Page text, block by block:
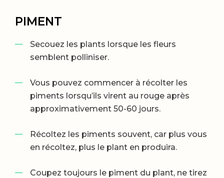
PIMENT
Secouez les plants lorsque les fleurs
semblent polliniser.
Vous pouvez commencer à récolter les
piments lorsqu’ils virent au rouge après
approximativement 50-60 jours.
Récoltez les piments souvent, car plus vous
en récoltez, plus le plant en produira.
Coupez toujours le piment du plant, ne tirez